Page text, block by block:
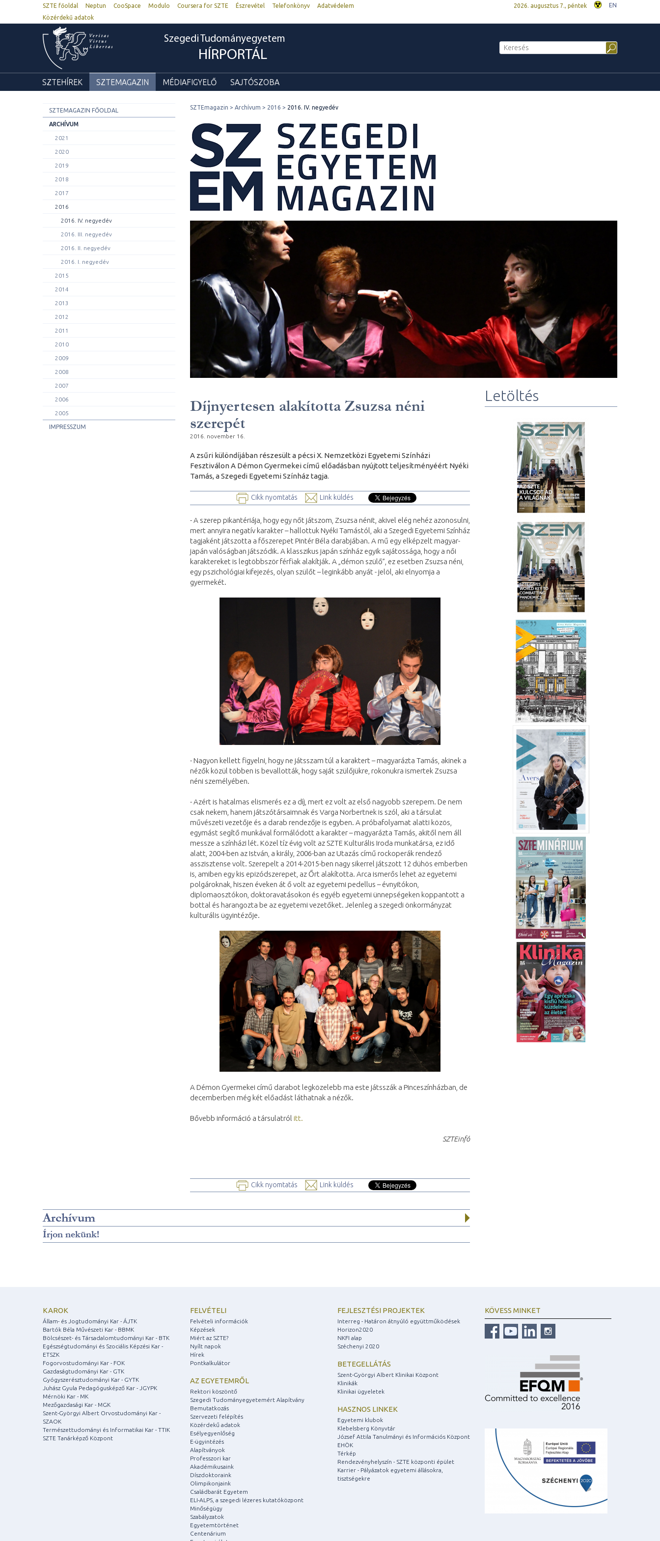
SZTE főoldal Neptun CooSpace Modulo Coursera for SZTE Észrevétel Telefonkönyv
Adatvédelem
Közérdekű adatok
2026. augusztus 7., péntek EN
Szegedi Tudományegyetem
HÍRPORTÁL
SZTEHÍREK SZTEMAGAZIN MÉDIAFIGYELŐ SAJTÓSZOBA
SZTEMAGAZIN FŐOLDAL
ARCHÍVUM
2021
2020
2019
2018
2017
2016
2016. IV. negyedév
2016. III. negyedév
2016. II. negyedév
2016. I. negyedév
2015
2014
2013
2012
2011
2010
2009
2008
2007
2006
2005
IMPRESSZUM
SZTEmagazin Archívum 2016 2016. IV. negyedév
Díjnyertesen alakította Zsuzsa néni
szerepét
2016. november 16.
A zsűri különdíjában részesült a pécsi X. Nemzetközi Egyetemi Színházi
Fesztiválon A Démon Gyermekei című előadásban nyújtott teljesítményéért Nyéki
Tamás, a Szegedi Egyetemi Színház tagja.
Cikk nyomtatás Link küldés
- A szerep pikantériája, hogy egy nőt játszom, Zsuzsa nénit, akivel elég nehéz azonosulni,
mert annyira negatív karakter – hallottuk Nyéki Tamástól, aki a Szegedi Egyetemi Színház
tagjaként játszotta a főszerepet Pintér Béla darabjában. A mű egy elképzelt magyar-
japán valóságban játszódik. A klasszikus japán színház egyik sajátossága, hogy a női
karaktereket is legtöbbször férfiak alakítják. A „démon szülő”, ez esetben Zsuzsa néni,
egy pszichológiai kifejezés, olyan szülőt – leginkább anyát - jelöl, aki elnyomja a
gyermekét.
- Nagyon kellett figyelni, hogy ne játsszam túl a karaktert – magyarázta Tamás, akinek a
nézők közül többen is bevallották, hogy saját szülőjükre, rokonukra ismertek Zsuzsa
néni személyében.
- Azért is hatalmas elismerés ez a díj, mert ez volt az első nagyobb szerepem. De nem
csak nekem, hanem játszótársaimnak és Varga Norbertnek is szól, aki a társulat
művészeti vezetője és a darab rendezője is egyben. A próbafolyamat alatti közös,
egymást segítő munkával formálódott a karakter – magyarázta Tamás, akitől nem áll
messze a színházi lét. Közel tíz évig volt az SZTE Kulturális Iroda munkatársa, ez idő
alatt, 2004-ben az István, a király, 2006-ban az Utazás című rockoperák rendező
asszisztense volt. Szerepelt a 2014-2015-ben nagy sikerrel játszott 12 dühös emberben
is, amiben egy kis epizódszerepet, az Őrt alakította. Arca ismerős lehet az egyetemi
polgároknak, hiszen éveken át ő volt az egyetemi pedellus – évnyitókon,
diplomaosztókon, doktoravatásokon és egyéb egyetemi ünnepségeken koppantott a
bottal és harangozta be az egyetemi vezetőket. Jelenleg a szegedi önkormányzat
kulturális ügyintézője.
A Démon Gyermekei című darabot legközelebb ma este játsszák a Pinceszínházban, de
decemberben még két előadást láthatnak a nézők.
Bővebb információ a társulatról itt.
SZTEinfó
Cikk nyomtatás Link küldés
Letöltés
Archívum
Írjon nekünk!
KAROK
Állam- és Jogtudományi Kar - ÁJTK
Bartók Béla Művészeti Kar - BBMK
Bölcsészet- és Társadalomtudományi Kar - BTK
Egészségtudományi és Szociális Képzési Kar -
ETSZK
Fogorvostudományi Kar - FOK
Gazdaságtudományi Kar - GTK
Gyógyszerésztudományi Kar - GYTK
Juhász Gyula Pedagógusképző Kar - JGYPK
Mérnöki Kar - MK
Mezőgazdasági Kar - MGK
Szent-Györgyi Albert Orvostudományi Kar -
SZAOK
Természettudományi és Informatikai Kar - TTIK
SZTE Tanárképző Központ
FELVÉTELI
Felvételi információk
Képzések
Miért az SZTE?
Nyílt napok
Hírek
Pontkalkulátor
AZ EGYETEMRŐL
Rektori köszöntő
Szegedi Tudományegyetemért Alapítvány
Bemutatkozás
Szervezeti felépítés
Közérdekű adatok
Esélyegyenlőség
E-ügyintézés
Alapítványok
Professzori kar
Akadémikusaink
Díszdoktoraink
Olimpikonjaink
Családbarát Egyetem
ELI-ALPS, a szegedi lézeres kutatóközpont
Minőségügy
Szabályzatok
Egyetemtörténet
Centenárium
FEJLESZTÉSI PROJEKTEK
Interreg - Határon átnyúló együttműködések
Horizon2020
NKFI alap
Széchenyi 2020
BETEGELLÁTÁS
Szent-Györgyi Albert Klinikai Központ
Klinikák
Klinikai ügyeletek
HASZNOS LINKEK
Egyetemi klubok
Klebelsberg Könyvtár
József Attila Tanulmányi és Információs Központ
EHÖK
Térkép
Rendezvényhelyszín - SZTE központi épület
Karrier - Pályázatok egyetemi állásokra,
tisztségekre
KÖVESS MINKET